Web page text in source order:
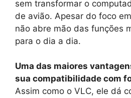
sem transformar o
de avião. Apesar do foco
não abre mão das funções
para o dia a dia.
Uma das maiores
sua compatibilidade com
Assim como o VLC, ele dá